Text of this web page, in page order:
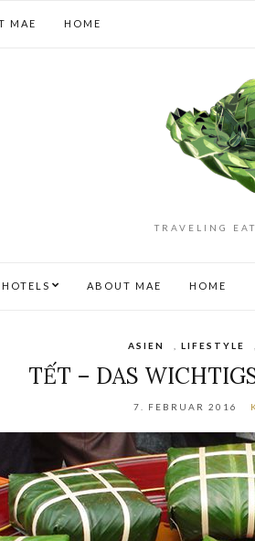
MAE HOME
TRAVELING
HOTELS ABOUT MAE HOME
ASIEN ,LIFESTYLE
TẾT – DAS
7. FEBRUAR 2016